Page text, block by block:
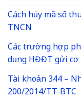
Cách hủy mã số
TNCN
Các trường hợp
dụng HĐĐT gửi
Tài khoản 344 –
200/2014/TT-BTC